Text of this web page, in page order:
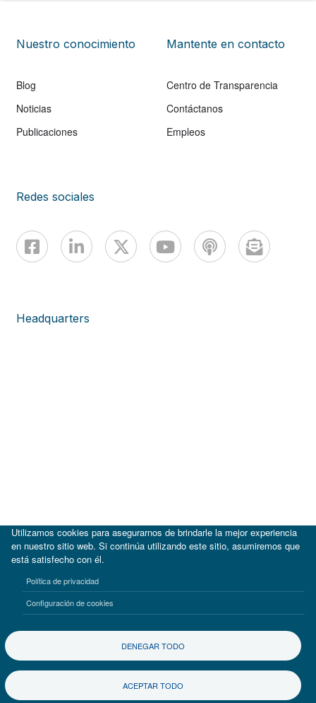
Nuestro conocimiento
Blog
Noticias
Publicaciones
Mantente en contacto
Centro de Transparencia
Contáctanos
Empleos
Redes sociales
Headquarters
Términos de uso Aviso de privacidad
Utilizamos cookies para asegurarnos de brindarle la mejor experiencia
en nuestro sitio web. Si continúa utilizando este sitio, asumiremos que
está satisfecho con él.
Política de privacidad
Configuración de cookies
DENEGAR TODO
ACEPTAR TODO